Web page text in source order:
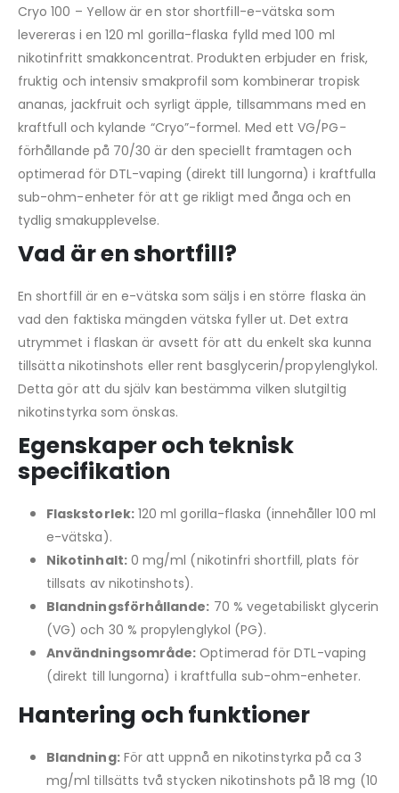
Cryo 100 – Yellow är en stor shortfill-e-vätska som
levereras i en 120 ml gorilla-flaska fylld med 100 ml
nikotinfritt smakkoncentrat. Produkten erbjuder en frisk,
fruktig och intensiv smakprofil som kombinerar tropisk
ananas, jackfruit och syrligt äpple, tillsammans med en
kraftfull och kylande “Cryo”-formel. Med ett VG/PG-
förhållande på 70/30 är den speciellt framtagen och
optimerad för DTL-vaping (direkt till lungorna) i kraftfulla
sub-ohm-enheter för att ge rikligt med ånga och en
tydlig smakupplevelse.
Vad är en shortfill?
En shortfill är en e-vätska som säljs i en större flaska än
vad den faktiska mängden vätska fyller ut. Det extra
utrymmet i flaskan är avsett för att du enkelt ska kunna
tillsätta nikotinshots eller rent basglycerin/propylenglykol.
Detta gör att du själv kan bestämma vilken slutgiltig
nikotinstyrka som önskas.
Egenskaper och teknisk
specifikation
Flaskstorlek:120 ml gorilla-flaska (innehåller 100 ml
e-vätska).
Nikotinhalt:0 mg/ml (nikotinfri shortfill, plats för
tillsats av nikotinshots).
Blandningsförhållande: 70 % vegetabiliskt glycerin
(VG) och 30 % propylenglykol (PG).
Användningsområde: Optimerad för DTL-vaping
(direkt till lungorna) i kraftfulla sub-ohm-enheter.
Hantering och funktioner
Blandning:För att uppnå en nikotinstyrka på ca 3
mg/ml tillsätts två stycken nikotinshots på 18 mg (10